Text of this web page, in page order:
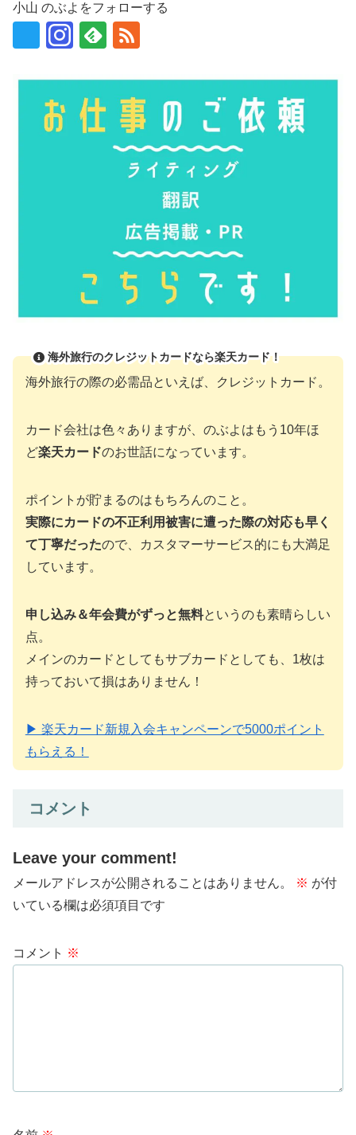
小山 のぶよをフォローする
海外旅行のクレジットカードなら楽天カード！
海外旅行の際の必需品といえば、クレジットカード。
カード会社は色々ありますが、のぶよはもう10年ほ
ど楽天カードのお世話になっています。
ポイントが貯まるのはもちろんのこと。
実際にカードの不正利用被害に遭った際の対応も早く
て丁寧だったので、カスタマーサービス的にも大満足
しています。
申し込み＆年会費がずっと無料というのも素晴らしい
点。
メインのカードとしてもサブカードとしても、1枚は
持っておいて損はありません！
▶ 楽天カード新規入会キャンペーンで5000ポイント
もらえる！
コメント
Leave your comment!
メールアドレスが公開されることはありません。 ※ が付
いている欄は必須項目です
コメント ※